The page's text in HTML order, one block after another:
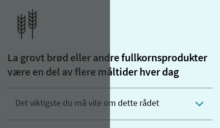
La grovt brød eller andre fullkornsprodukter
være en del av flere måltider hver dag
Det viktigste du må vite om dette rådet